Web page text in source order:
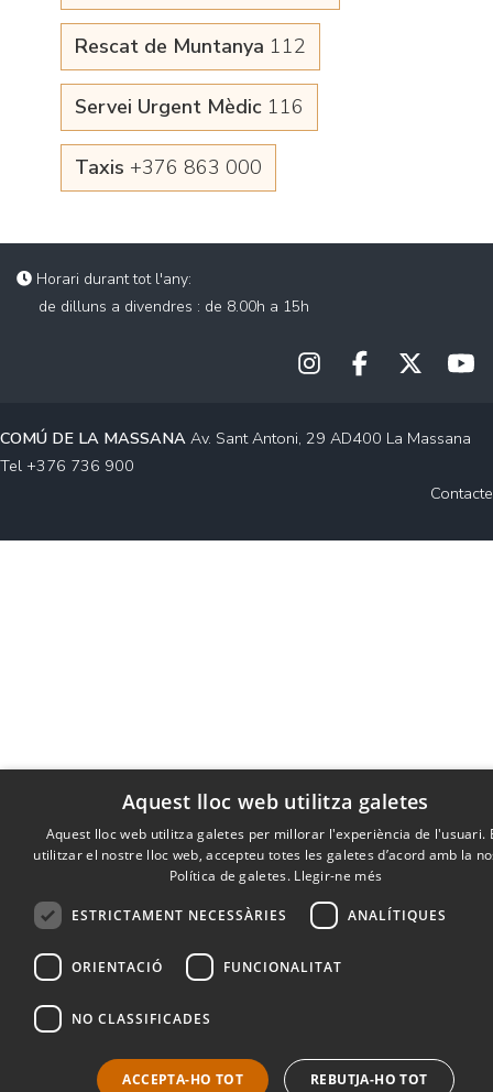
Rescat de Muntanya 112
Servei Urgent Mèdic 116
Taxis +376 863 000
Horari durant tot l'any:
de dilluns a divendres : de 8.00h a 15h
COMÚ DE LA MASSANA Av. Sant Antoni, 29 AD400 La Massana
Tel +376 736 900
Contacte
Aquest lloc web utilitza galetes
Aquest lloc web utilitza galetes per millorar l'experiència de l'usuari.
utilitzar el nostre lloc web, accepteu totes les galetes d’acord amb la
Política de galetes. Llegir-ne més
ESTRICTAMENT NECESSÀRIES ANALÍTIQUES
ORIENTACIÓ FUNCIONALITAT
NO CLASSIFICADES
ACCEPTA-HO TOT REBUTJA-HO TOT